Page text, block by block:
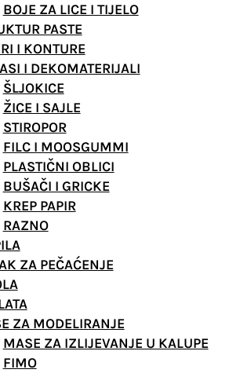
BOJE ZA LICE I TIJELO
PASTE
I KONTURE
I DEKOMATERIJALI
ŠLJOKICE
ŽICE I SAJLE
STIROPOR
FILC I MOOSGUMMI
PLASTIČNI OBLICI
BUŠAČI I GRICKE
KREP PAPIR
RAZNO
ZA PEČAĆENJE
ZA MODELIRANJE
MASE ZA IZLIJEVANJE U KALUPE
FIMO